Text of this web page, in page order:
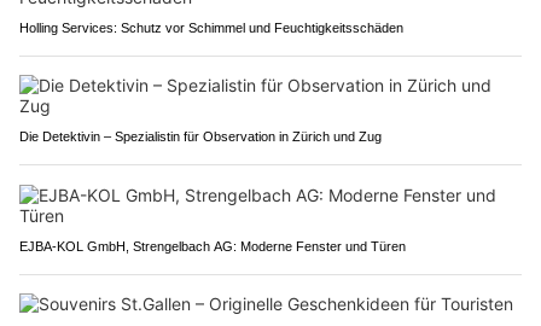
Holling Services: Schutz vor Schimmel und Feuchtigkeitsschäden
Die Detektivin – Spezialistin für Observation in Zürich und Zug
EJBA-KOL GmbH, Strengelbach AG: Moderne Fenster und Türen